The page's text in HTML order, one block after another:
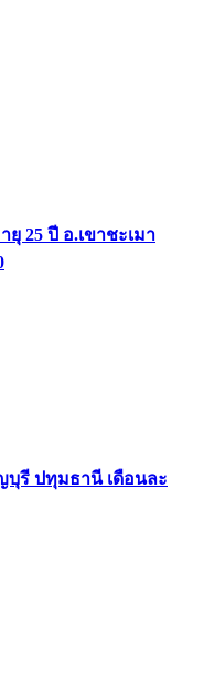
25 ปี อ.เขาชะเมา
บุรี ปทุมธานี เดือนละ